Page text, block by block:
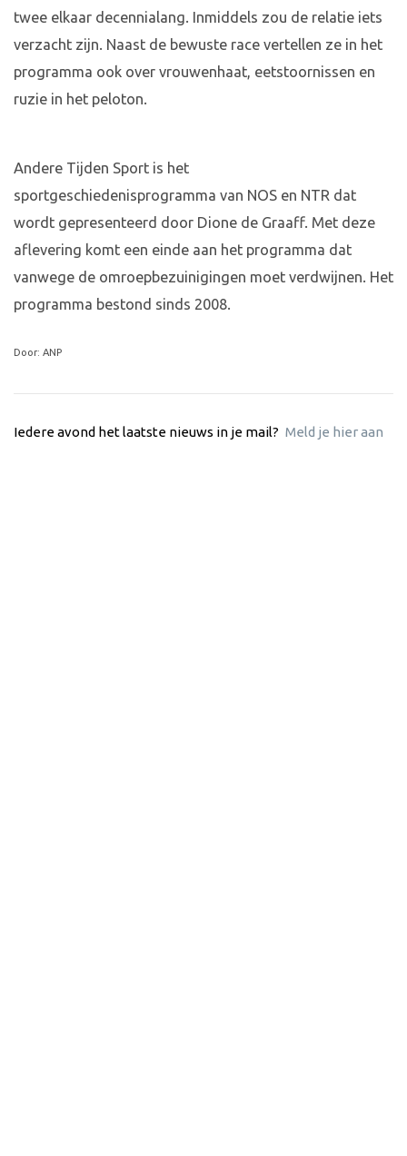
twee elkaar decennialang. Inmiddels zou de relatie iets
verzacht zijn. Naast de bewuste race vertellen ze in het
programma ook over vrouwenhaat, eetstoornissen en
ruzie in het peloton.
Andere Tijden Sport is het
sportgeschiedenisprogramma van NOS en NTR dat
wordt gepresenteerd door Dione de Graaff. Met deze
aflevering komt een einde aan het programma dat
vanwege de omroepbezuinigingen moet verdwijnen. Het
programma bestond sinds 2008.
Door: ANP
Iedere avond het laatste nieuws in je mail? Meld je hier aan